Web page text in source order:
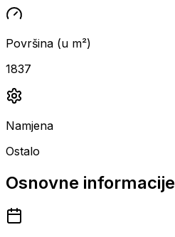
Površina (u m²)
1837
Namjena
Ostalo
Osnovne informacije